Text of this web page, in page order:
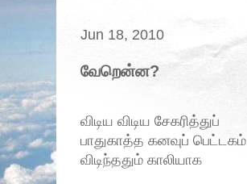
Jun 18, 2010
வேறென்ன?
விடிய விடிய சேகரித்துப்
பாதுகாத்த கனவுப் பெட்டகம்
விடிந்ததும் காலியாக